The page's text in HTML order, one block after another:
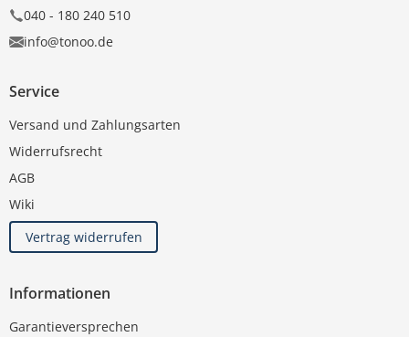
040 - 180 240 510
info@tonoo.de
Service
Versand und Zahlungsarten
Widerrufsrecht
AGB
Wiki
Vertrag widerrufen
Informationen
Garantieversprechen